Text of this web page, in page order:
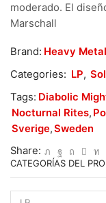
moderado. El
Marschall
Brand: Heavy Metal
Categories: LP,
Tags: Diabolic
Nocturnal Rites,
Sverige,Sweden
Share:
CATEGORÍAS DEL